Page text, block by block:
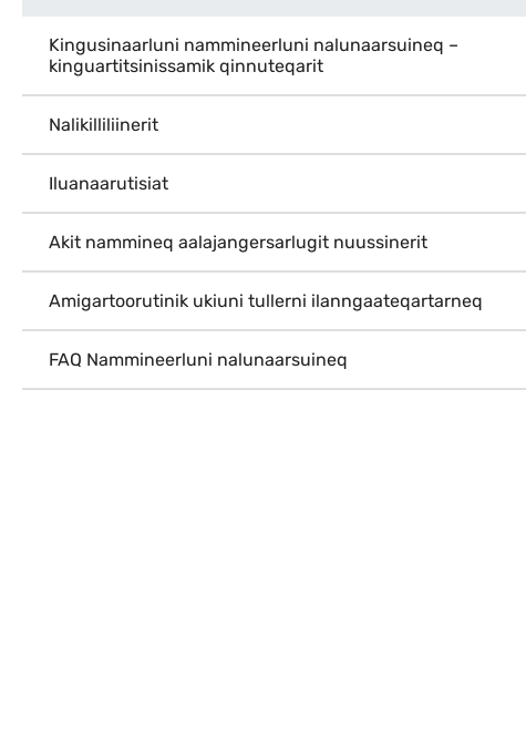
Kingusinaarluni nammineerluni nalunaarsuineq –
kinguartitsinissamik qinnuteqarit
Nalikilliliinerit
Iluanaarutisiat
Akit nammineq aalajangersarlugit nuussinerit
Amigartoorutinik ukiuni tullerni ilanngaateqartarneq
FAQ Nammineerluni nalunaarsuineq